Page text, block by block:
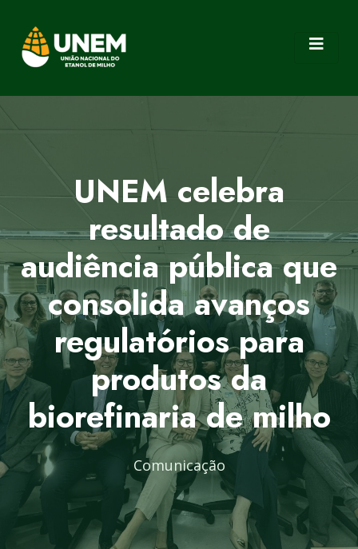
UNEM celebra
resultado de
audiência pública que
consolida avanços
regulatórios para
produtos da
biorefinaria de milho
Comunicação